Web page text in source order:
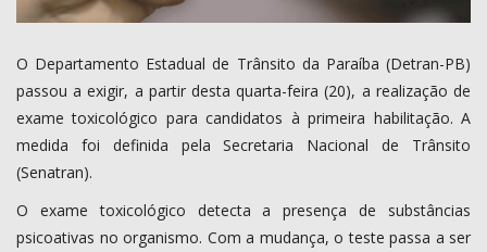
O Departamento Estadual de Trânsito da Paraíba (Detran-PB)
passou a exigir, a partir desta quarta-feira (20), a realização de
exame toxicológico para candidatos à primeira habilitação. A
medida foi definida pela Secretaria Nacional de Trânsito
(Senatran).
O exame toxicológico detecta a presença de substâncias
psicoativas no organismo. Com a mudança, o teste passa a ser